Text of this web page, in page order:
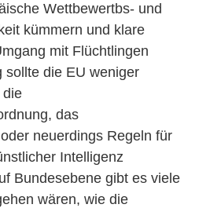
Wettbewertbs- und
kümmern und klare
mit Flüchtlingen
sollte die EU weniger
die
das
neuerdings Regeln für
Intelligenz
Bundesebene gibt es viele
wären, wie die